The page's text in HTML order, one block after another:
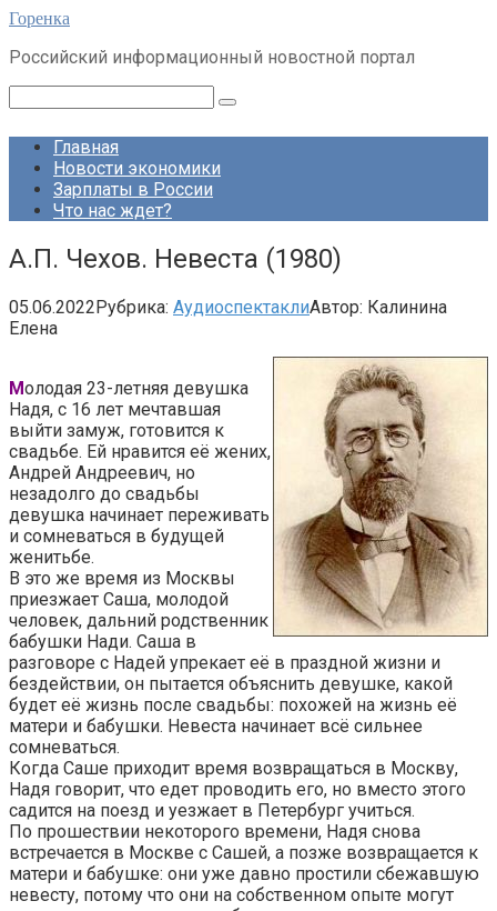
Перейти
контенту
Горенка
Российский информационный новостной портал
Главная
Новости экономики
Зарплаты в России
Что нас ждет?
А.П. Чехов. Невеста (1980)
05.06.2022Рубрика: АудиоспектаклиАвтор: Калинина
Елена
Молодая 23-летняя девушка
Надя, с 16 лет мечтавшая
выйти замуж, готовится к
свадьбе. Ей нравится её жених,
Андрей Андреевич, но
незадолго до свадьбы
девушка начинает переживать
и сомневаться в будущей
женитьбе.
В это же время из Москвы
приезжает Саша, молодой
человек, дальний родственник
бабушки Нади. Саша в
разговоре с Надей упрекает её в праздной жизни и
бездействии, он пытается объяснить девушке, какой
будет её жизнь после свадьбы: похожей на жизнь её
матери и бабушки. Невеста начинает всё сильнее
сомневаться.
Когда Саше приходит время возвращаться в Москву,
Надя говорит, что едет проводить его, но вместо этого
садится на поезд и уезжает в Петербург учиться.
По прошествии некоторого времени, Надя снова
встречается в Москве с Сашей, а позже возвращается к
матери и бабушке: они уже давно простили сбежавшую
невесту, потому что они на собственном опыте могут